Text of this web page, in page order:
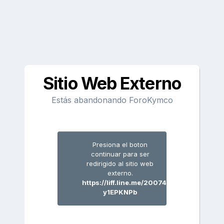
Sitio Web Externo
Estás abandonando ForoKymco
Presiona el boton
continuar para ser
redirigido al sitio web
externo.
https://liff.line.me/2007485172-
y1EPKNPb